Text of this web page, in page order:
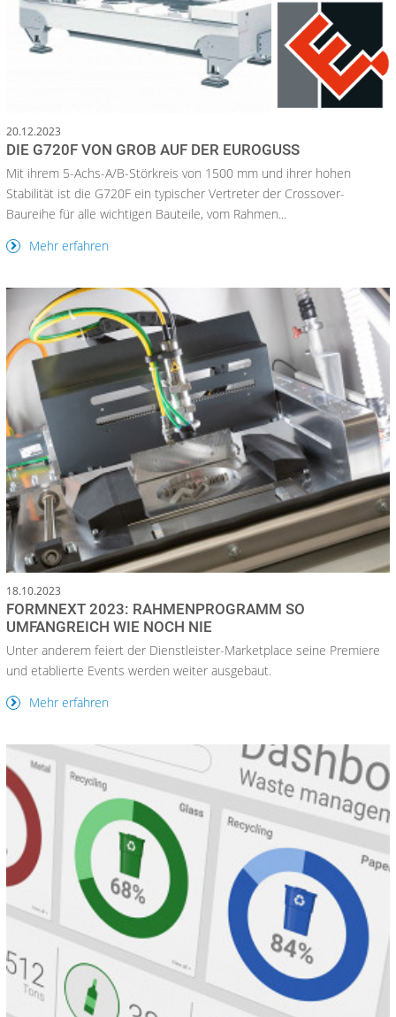
20.12.2023
DIE G720F VON GROB AUF DER EUROGUSS
Mit ihrem 5-Achs-A/B-Störkreis von 1500 mm und ihrer hohen
Stabilität ist die G720F ein typischer Vertreter der Crossover-
Baureihe für alle wichtigen Bauteile, vom Rahmen...
Mehr erfahren
18.10.2023
FORMNEXT 2023: RAHMENPROGRAMM SO
UMFANGREICH WIE NOCH NIE
Unter anderem feiert der Dienstleister-Marketplace seine Premiere
und etablierte Events werden weiter ausgebaut.
Mehr erfahren